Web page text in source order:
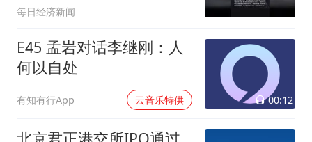
超600亿元
每日经济新闻
E45 孟岩对话李继刚：人
何以自处
有知有行App 云音乐特供 00:12